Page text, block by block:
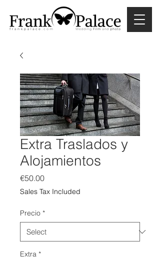
Extra Traslados y
Alojamientos
€50.00Price
Sales Tax Included
Precio *
Extra *